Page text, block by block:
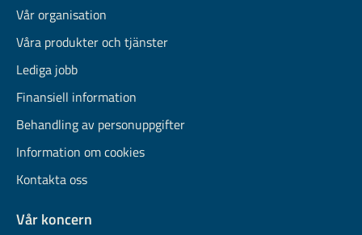
Vår organisation
Våra produkter och tjänster
Lediga jobb
Finansiell information
Behandling av personuppgifter
Information om cookies
Kontakta oss
Vår koncern